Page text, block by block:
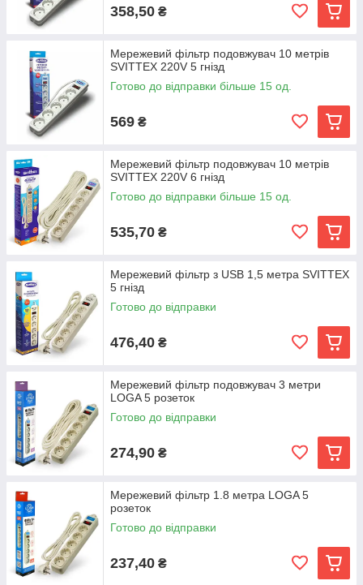
358,50 ₴
Мережевий фільтр подовжувач 10 метрів
SVITTEX 220V 5 гнізд
Готово до відправки більше 15 од.
569 ₴
Мережевий фільтр подовжувач 10 метрів
SVITTEX 220V 6 гнізд
Готово до відправки більше 15 од.
535,70 ₴
Мережевий фільтр з USB 1,5 метра SVITTEX
5 гнізд
Готово до відправки
476,40 ₴
Мережевий фільтр подовжувач 3 метри
LOGA 5 розеток
Готово до відправки
274,90 ₴
Мережевий фільтр 1.8 метра LOGA 5
розеток
Готово до відправки
237,40 ₴